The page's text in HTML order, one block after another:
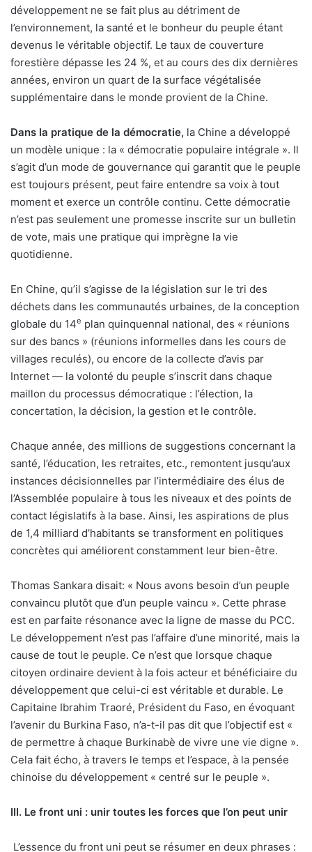
développement ne se fait plus au détriment de
l’environnement, la santé et le bonheur du peuple étant
devenus le véritable objectif. Le taux de couverture
forestière dépasse les 24 %, et au cours des dix dernières
années, environ un quart de la surface végétalisée
supplémentaire dans le monde provient de la Chine.
Dans la pratique de la démocratie, la Chine a développé
un modèle unique : la « démocratie populaire intégrale ». Il
s’agit d’un mode de gouvernance qui garantit que le peuple
est toujours présent, peut faire entendre sa voix à tout
moment et exerce un contrôle continu. Cette démocratie
n’est pas seulement une promesse inscrite sur un bulletin
de vote, mais une pratique qui imprègne la vie
quotidienne.
En Chine, qu’il s’agisse de la législation sur le tri des
déchets dans les communautés urbaines, de la conception
globale du 14e plan quinquennal national, des « réunions
sur des bancs » (réunions informelles dans les cours de
villages reculés), ou encore de la collecte d’avis par
Internet — la volonté du peuple s’inscrit dans chaque
maillon du processus démocratique : l’élection, la
concertation, la décision, la gestion et le contrôle.
Chaque année, des millions de suggestions concernant la
santé, l’éducation, les retraites, etc., remontent jusqu’aux
instances décisionnelles par l’intermédiaire des élus de
l’Assemblée populaire à tous les niveaux et des points de
contact législatifs à la base. Ainsi, les aspirations de plus
de 1,4 milliard d’habitants se transforment en politiques
concrètes qui améliorent constamment leur bien-être.
Thomas Sankara disait: « Nous avons besoin d’un peuple
convaincu plutôt que d’un peuple vaincu ». Cette phrase
est en parfaite résonance avec la ligne de masse du PCC.
Le développement n’est pas l’affaire d’une minorité, mais la
cause de tout le peuple. Ce n’est que lorsque chaque
citoyen ordinaire devient à la fois acteur et bénéficiaire du
développement que celui-ci est véritable et durable. Le
Capitaine Ibrahim Traoré, Président du Faso, en évoquant
l’avenir du Burkina Faso, n’a-t-il pas dit que l’objectif est «
de permettre à chaque Burkinabè de vivre une vie digne ».
Cela fait écho, à travers le temps et l’espace, à la pensée
chinoise du développement « centré sur le peuple ».
III. Le front uni : unir toutes les forces que l’on peut unir
L’essence du front uni peut se résumer en deux phrases :